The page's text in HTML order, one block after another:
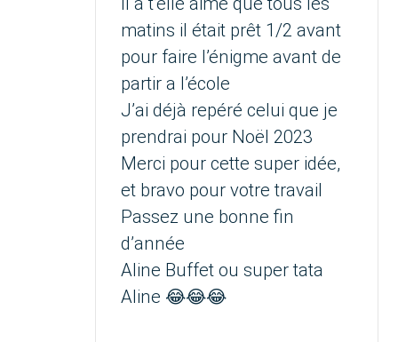
matins il était prêt 1/2 avant
pour faire l’énigme avant de
partir a l’école
J’ai déjà repéré celui que je
prendrai pour Noël 2023
Merci pour cette super idée,
et bravo pour votre travail
Passez une bonne fin
d’année
Aline Buffet ou super tata
Aline 😂😂😂